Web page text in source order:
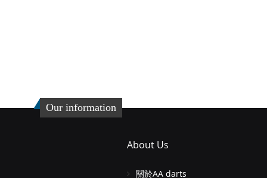
Our information
About Us
關於AA darts